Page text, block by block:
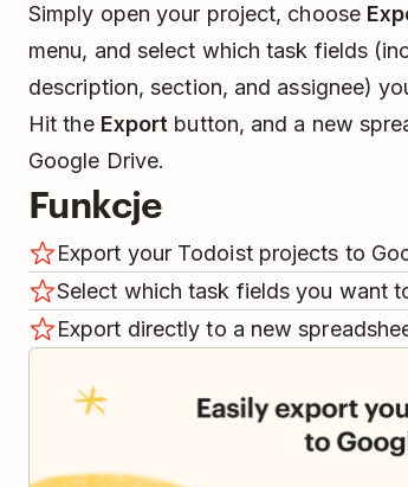
Simply open your project, choose
menu, and select which task fields
description, section, and assignee)
Hit the Export button, and a new
Google Drive.
Funkcje
Export your Todoist projects to
Select which task fields you want
Export directly to a new